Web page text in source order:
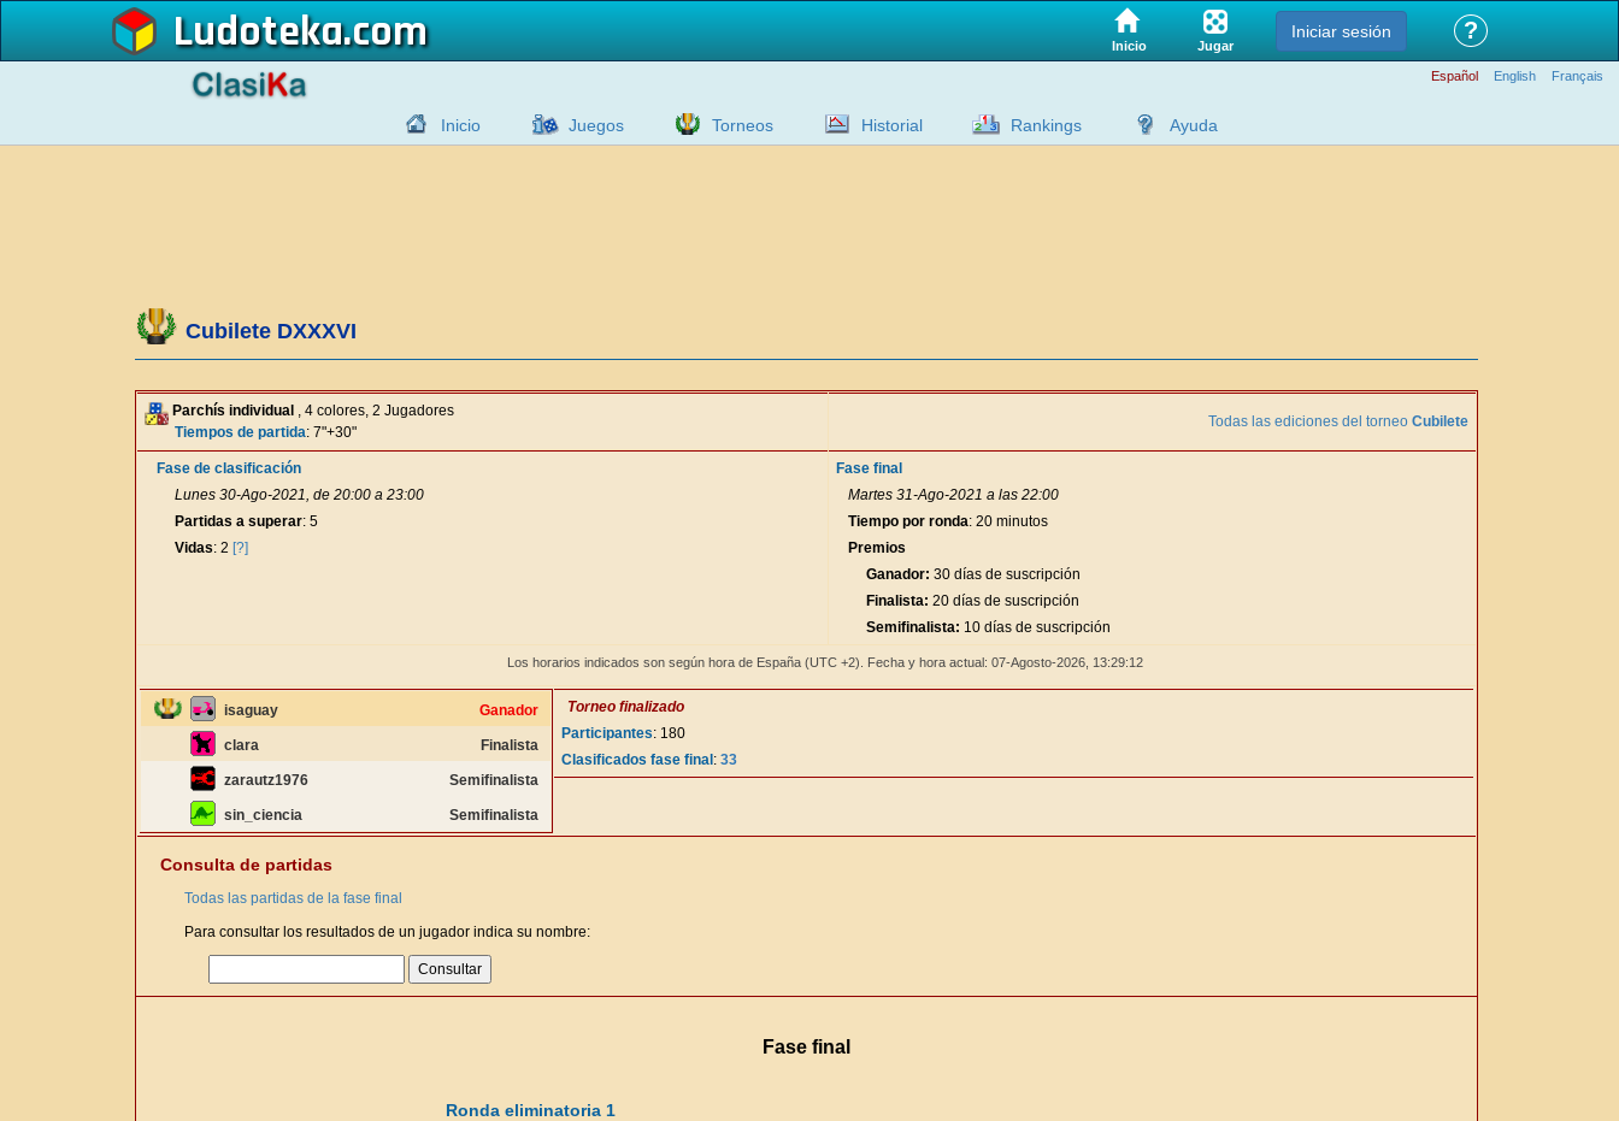
Ludoteka Inicio Jugar
Iniciar sesión ?
Español English Français
Inicio Juegos Torneos Historial Rankings Ayuda
Cubilete DXXXVI
Parchís individual , 4 colores, 2 Jugadores
Tiempos de partida: 7"+30"
Todas las ediciones del torneo Cubilete
Fase de clasificación
Lunes 30-Ago-2021, de 20:00 a 23:00
Partidas a superar: 5
Vidas: 2 [?]
Fase final
Martes 31-Ago-2021 a las 22:00
Tiempo por ronda: 20 minutos
Premios
Ganador: 30 días de suscripción
Finalista: 20 días de suscripción
Semifinalista: 10 días de suscripción
Los horarios indicados son según hora de España (UTC +2). Fecha y hora actual: 07-Agosto-2026, 13:29:13
isaguay Ganador
clara Finalista
zarautz1976 Semifinalista
sin_ciencia Semifinalista
Torneo finalizado
Participantes: 180
Clasificados fase final : 33
Consulta de partidas
Todas las partidas de la fase final
Para consultar los resultados de un jugador indica su nombre:
Fase final
Ronda eliminatoria 1